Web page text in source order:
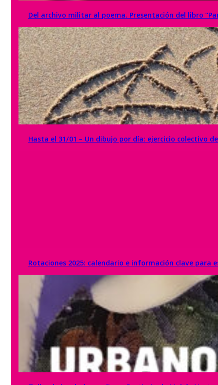
Del archivo militar al poema. Presentación del libro
Hasta el 31/01 – Un dibujo por día: ejercicio colectivo
Rotaciones 2025: calendario e información clave